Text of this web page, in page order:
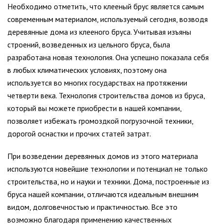
Необходимо отметить, что клееный брус является самым
современным материалом, используемый сегодня, возводя
деревянные дома из клееного бруса. Учитывая изъяны
строений, возведенных из цельного бруса, была
разработана новая технология. Она успешно показала себя
в любых климатических условиях, поэтому она
используется во многих государствах на протяжении
четверти века. Технология строительства домов из бруса,
который вы можете приобрести в нашей компании,
позволяет избежать громоздкой погрузочной техники,
дорогой оснастки и прочих статей затрат.
При возведении деревянных домов из этого материала
используются новейшие технологии и потенциал не только
строительства, но и науки и техники. Дома, построенные из
бруса нашей компании, отличаются идеальным внешним
видом, долговечностью и практичностью. Все это
возможно благодаря применению качественных